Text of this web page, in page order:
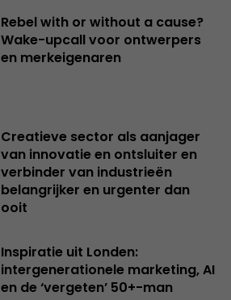
Rebel with or without a cause?
Wake-upcall voor ontwerpers
en merkeigenaren
Creatieve sector als aanjager
van innovatie en ontsluiter en
verbinder van industrieën
belangrijker en urgenter dan
ooit
Inspiratie uit Londen:
intergenerationele marketing, AI
en de ‘vergeten’ 50+-man